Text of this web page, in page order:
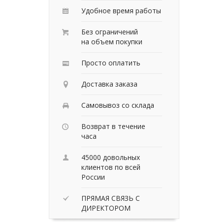
Удобное время работы
Без ограничений
на объем покупки
Просто оплатить
Доставка заказа
Самовывоз со склада
Возврат в течение
часа
45000 довольных
клиентов по всей
России
ПРЯМАЯ СВЯЗЬ С
ДИРЕКТОРОМ